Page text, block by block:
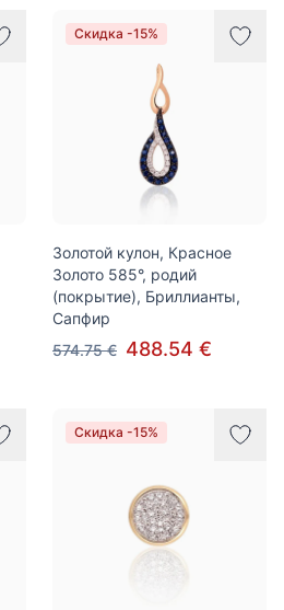
Скидка -15%
Золотой кулон, Красное
Золото 585°, родий
(покрытие), Бриллианты,
Сапфир
574.75 € 488.54 €
Скидка -15%